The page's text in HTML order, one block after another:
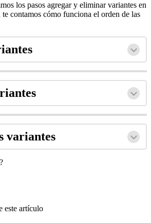
los pasos agregar y eliminar variantes en
contamos cómo funciona el orden de las
variantes
este artículo